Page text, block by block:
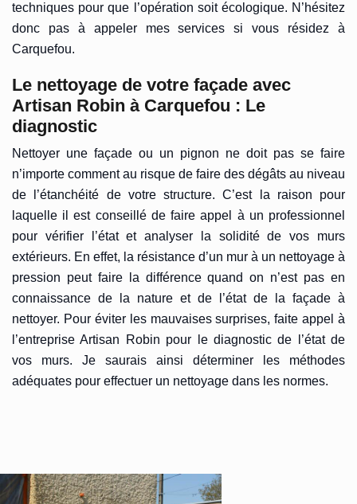
techniques pour que l’opération soit écologique. N’hésitez
donc pas à appeler mes services si vous résidez à
Carquefou.
Le nettoyage de votre façade avec
Artisan Robin à Carquefou : Le
diagnostic
Nettoyer une façade ou un pignon ne doit pas se faire
n’importe comment au risque de faire des dégâts au niveau
de l’étanchéité de votre structure. C’est la raison pour
laquelle il est conseillé de faire appel à un professionnel
pour vérifier l’état et analyser la solidité de vos murs
extérieurs. En effet, la résistance d’un mur à un nettoyage à
pression peut faire la différence quand on n’est pas en
connaissance de la nature et de l’état de la façade à
nettoyer. Pour éviter les mauvaises surprises, faite appel à
l’entreprise Artisan Robin pour le diagnostic de l’état de
vos murs. Je saurais ainsi déterminer les méthodes
adéquates pour effectuer un nettoyage dans les normes.